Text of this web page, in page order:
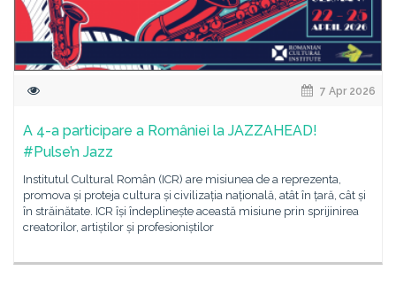
7 Apr 2026
A 4-a participare a României la JAZZAHEAD!
#Pulse’n Jazz
Institutul Cultural Român (ICR) are misiunea de a reprezenta,
promova și proteja cultura și civilizația națională, atât în țară, cât și
în străinătate. ICR își îndeplinește această misiune prin sprijinirea
creatorilor, artiștilor și profesioniștilor